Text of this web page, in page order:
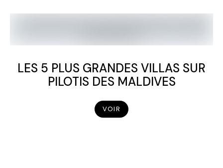
LES 5 PLUS GRANDES VILLAS SUR
PILOTIS DES MALDIVES
VOIR